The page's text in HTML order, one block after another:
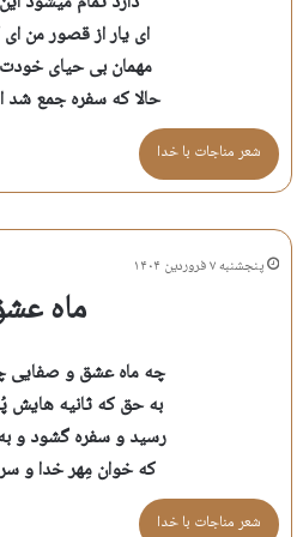
ای یار از قصور من
مهمان بی حیای
حالا که سفره جمع شد
شعر مناجات با خدا
پنجشنبه ۷ فروردین ۱۴۰۴
ماه
چه ماه عشق و صفایی
به حق که ثانیه هایش
رسید و سفره گشود و
که خوان مِهر خدا و
شعر مناجات با خدا